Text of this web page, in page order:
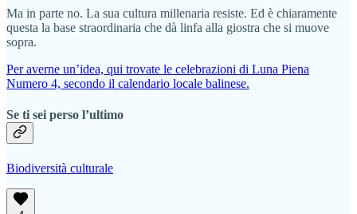
Ma in parte no. La sua cultura millenaria resiste. Ed è chiaramente
questa la base straordinaria che dà linfa alla giostra che si muove
sopra.
Per averne un’idea, qui trovate le celebrazioni di Luna Piena
Numero 4, secondo il calendario locale balinese.
Se ti sei perso l’ultimo
Biodiversità culturale